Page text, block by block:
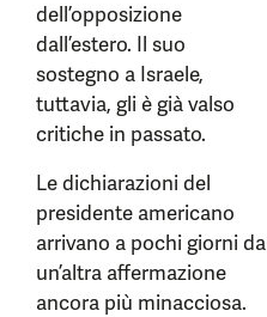
dell’opposizione
dall’estero. Il suo
sostegno a Israele,
tuttavia, gli è già valso
critiche in passato.
Le dichiarazioni del
presidente americano
arrivano a pochi giorni da
un’altra affermazione
ancora più minacciosa.